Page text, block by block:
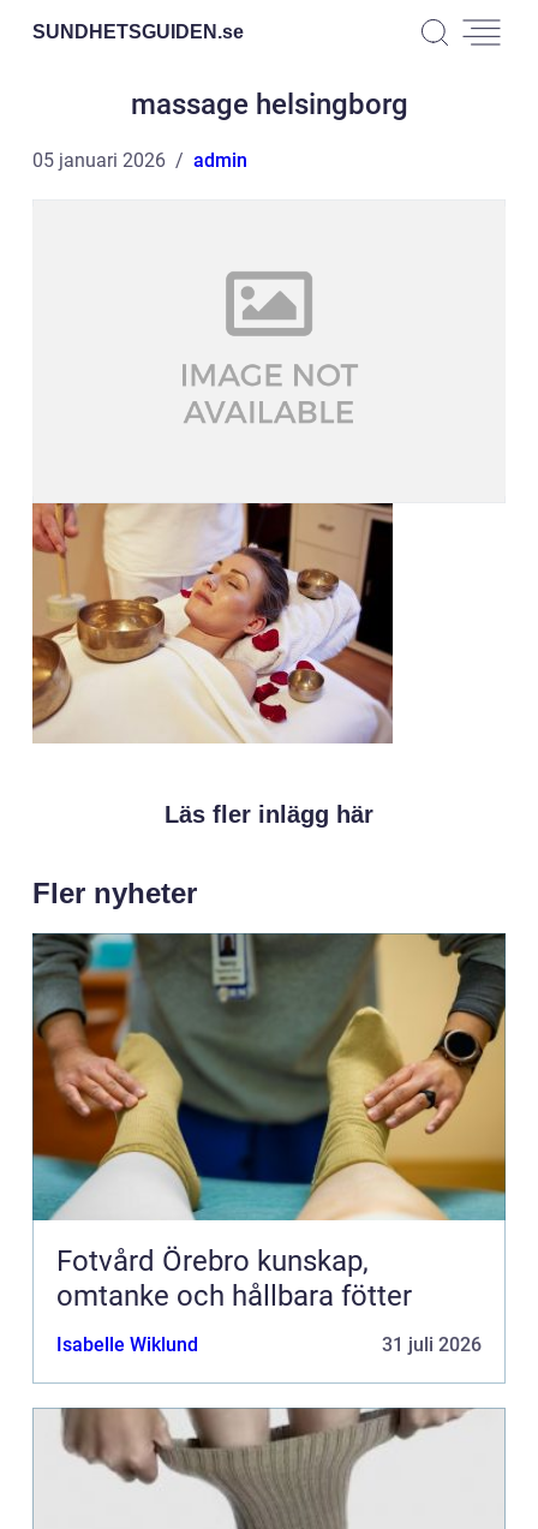
SUNDHETSGUIDEN.se
massage helsingborg
05 januari 2026 admin
Läs fler inlägg här
Fler nyheter
Fotvård Örebro kunskap,
omtanke och hållbara fötter
Isabelle Wiklund 31 juli 2026